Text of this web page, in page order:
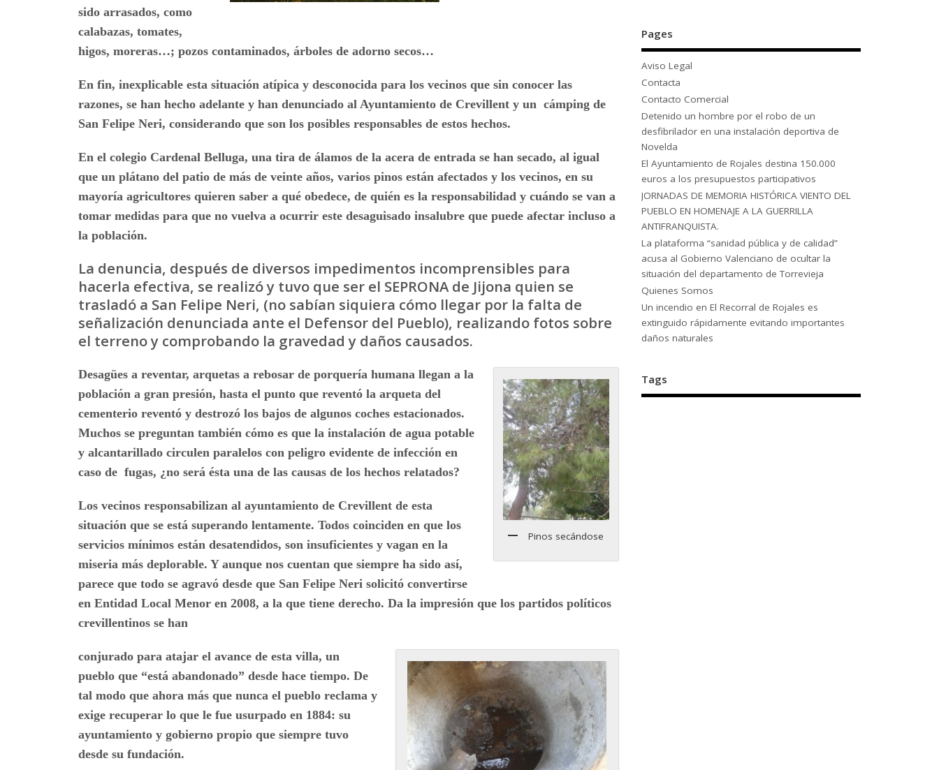
sido arrasados, como
calabazas, tomates,
higos, moreras…; pozos contaminados, árboles de adorno secos…
En fin, inexplicable esta situación atípica y desconocida para los vecinos que sin conocer las
razones, se han hecho adelante y han denunciado al Ayuntamiento de Crevillent y un cámping de
San Felipe Neri, considerando que son los posibles responsables de estos hechos.
En el colegio Cardenal Belluga, una tira de álamos de la acera de entrada se han secado, al igual
que un plátano del patio de más de veinte años, varios pinos están afectados y los vecinos, en su
mayoría agricultores quieren saber a qué obedece, de quién es la responsabilidad y cuándo se van a
tomar medidas para que no vuelva a ocurrir este desaguisado insalubre que puede afectar incluso a
la población.
La denuncia, después de diversos impedimentos incomprensibles para
hacerla efectiva, se realizó y tuvo que ser el SEPRONA de Jijona quien se
trasladó a San Felipe Neri, (no sabían siquiera cómo llegar por la falta de
señalización denunciada ante el Defensor del Pueblo), realizando fotos sobre
el terreno y comprobando la gravedad y daños causados.
Pinos secándose
Desagües a reventar, arquetas a rebosar de porquería humana llegan a la
población a gran presión, hasta el punto que reventó la arqueta del
cementerio reventó y destrozó los bajos de algunos coches estacionados.
Muchos se preguntan también cómo es que la instalación de agua potable
y alcantarillado circulen paralelos con peligro evidente de infección en
caso de fugas, ¿no será ésta una de las causas de los hechos relatados?
Los vecinos responsabilizan al ayuntamiento de Crevillent de esta
situación que se está superando lentamente. Todos coinciden en que los
servicios mínimos están desatendidos, son insuficientes y vagan en la
miseria más deplorable. Y aunque nos cuentan que siempre ha sido así,
parece que todo se agravó desde que San Felipe Neri solicitó convertirse
en Entidad Local Menor en 2008, a la que tiene derecho. Da la impresión que los partidos políticos
crevillentinos se han
conjurado para atajar el avance de esta villa, un
pueblo que “está abandonado” desde hace tiempo. De
tal modo que ahora más que nunca el pueblo reclama y
exige recuperar lo que le fue usurpado en 1884: su
ayuntamiento y gobierno propio que siempre tuvo
desde su fundación.
Pages
Aviso Legal
Contacta
Contacto Comercial
Detenido un hombre por el robo de un
desfibrilador en una instalación deportiva de
Novelda
El Ayuntamiento de Rojales destina 150.000
euros a los presupuestos participativos
JORNADAS DE MEMORIA HISTÓRICA VIENTO DEL
PUEBLO EN HOMENAJE A LA GUERRILLA
ANTIFRANQUISTA.
La plataforma “sanidad pública y de calidad”
acusa al Gobierno Valenciano de ocultar la
situación del departamento de Torrevieja
Quienes Somos
Un incendio en El Recorral de Rojales es
extinguido rápidamente evitando importantes
daños naturales
Tags